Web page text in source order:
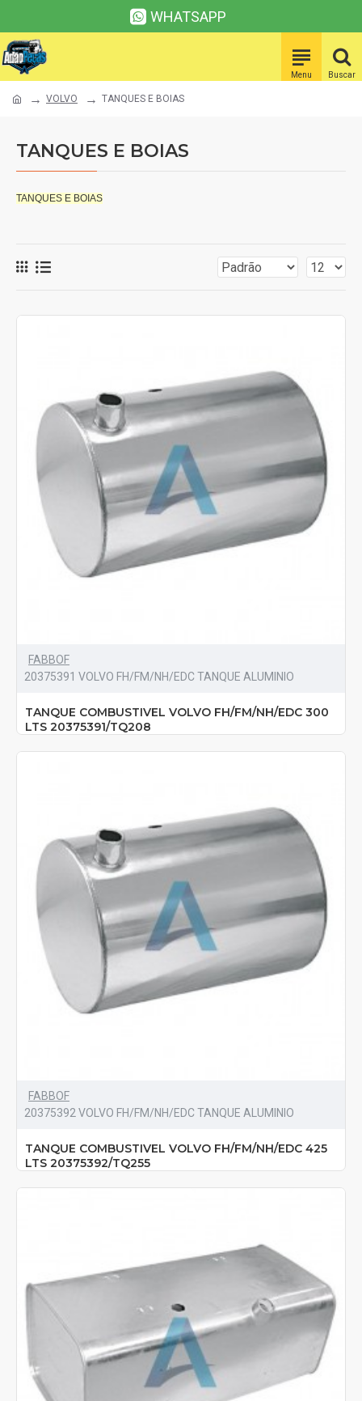
WHATSAPP
VOLVO TANQUES E BOIAS
TANQUES E BOIAS
TANQUES E BOIAS
FABBOF
20375391 VOLVO FH/FM/NH/EDC TANQUE ALUMINIO
TANQUE COMBUSTIVEL VOLVO FH/FM/NH/EDC 300
LTS 20375391/TQ208
FABBOF
20375392 VOLVO FH/FM/NH/EDC TANQUE ALUMINIO
TANQUE COMBUSTIVEL VOLVO FH/FM/NH/EDC 425
LTS 20375392/TQ255